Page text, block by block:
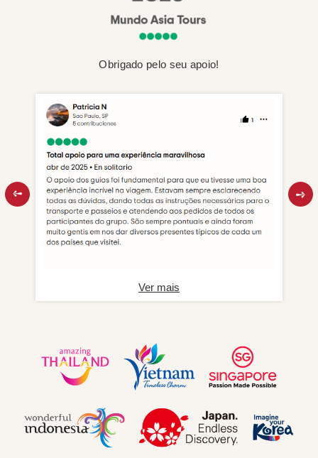
Obrigado pelo seu apoio!
Ver mais